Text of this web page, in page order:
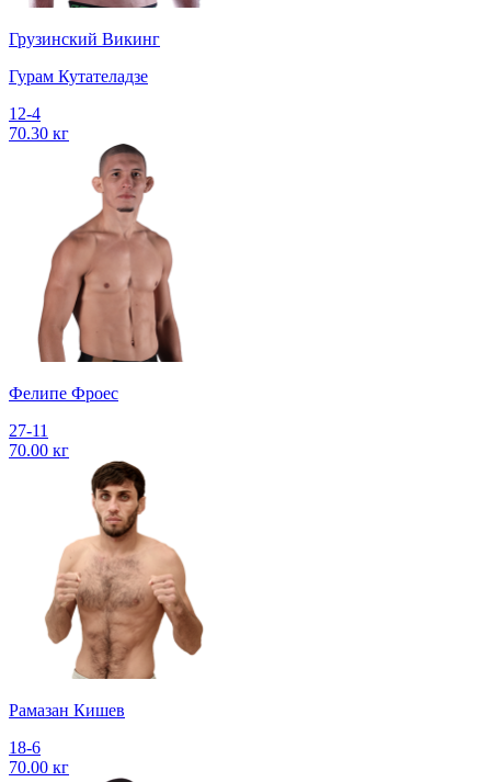
Грузинский Викинг
Гурам Кутателадзе
12-4
70.30 кг
Фелипе Фроес
27-11
70.00 кг
Рамазан Кишев
18-6
70.00 кг